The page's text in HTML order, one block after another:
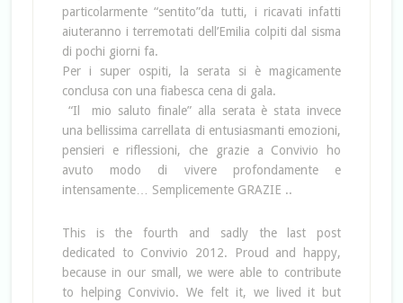
particolarmente “sentito”da tutti, i ricavati infatti
aiuteranno i terremotati dell’Emilia colpiti dal sisma
di pochi giorni fa.
Per i super ospiti, la serata si è magicamente
conclusa con una fiabesca cena di gala.
“Il mio saluto finale” alla serata è stata invece
una bellissima carrellata di entusiasmanti emozioni,
pensieri e riflessioni, che grazie a Convivio ho
avuto modo di vivere profondamente e
intensamente… Semplicemente GRAZIE ..
This is the fourth and sadly the last post
dedicated to Convivio 2012. Proud and happy,
because in our small, we were able to contribute
to helping Convivio. We felt it, we lived it but